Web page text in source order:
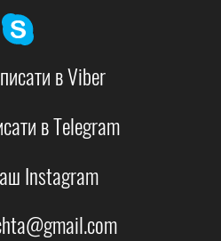
в Viber
в Telegram
Instagram